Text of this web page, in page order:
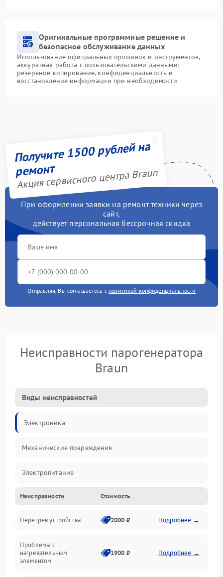
Оригинальные программные решение и
безопасное обслуживание данных
Использование официальных прошивок и инструментов,
аккуратная работа с пользовательскими данными:
резервное копирование, конфиденциальность и
восстановление информации при необходимости
Получите 1500 рублей на
ремонт
Акция сервисного центра Braun
При оформлении заявки на ремонт техники через
сайт,
действует персональная бессрочная скидка
Отправляя, Вы соглашаетесь с политикой конфиденциальности
Неисправности парогенератора
Braun
Виды неисправностей
Электроника
Механические повреждения
Электропитание
Парообразование
Герметичность
Механика
Неисправности Стоимость
Перегрев устройства 2000 ₽ Подробнее →
Проблемы с
нагревательным
элементом
1900 ₽ Подробнее →